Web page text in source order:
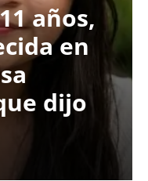
años,
en
dijo